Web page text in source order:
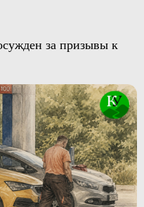
за призывы к